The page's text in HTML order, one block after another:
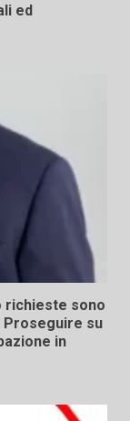
ed
richieste sono
su
in